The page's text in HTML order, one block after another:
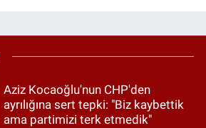
Aziz Kocaoğlu'nun CHP'den
ayrılığına sert tepki: "Biz kaybettik
ama partimizi terk etmedik"